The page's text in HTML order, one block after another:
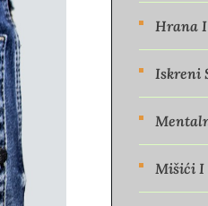
Hrana I
Iskreni
Mišići I